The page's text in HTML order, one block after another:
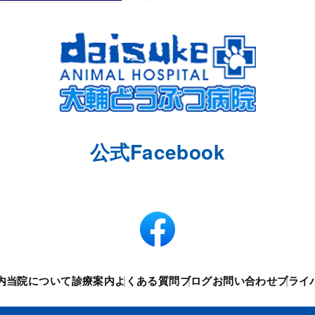
公式Facebook
当院について診療案内よくある質問ブログお問い合わせプライ